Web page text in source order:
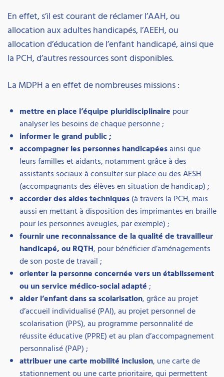
En effet, s’il est courant de réclamer l’AAH, ou
allocation aux adultes handicapés, l’AEEH, ou
allocation d’éducation de l’enfant handicapé, ainsi que
la PCH, d’autres ressources sont disponibles.
La MDPH a en effet de nombreuses missions :
mettre en place l’équipe pluridisciplinaire pour
analyser les besoins de chaque personne ;
informer le grand public ;
accompagner les personnes handicapéesainsi que
leurs familles et aidants, notamment grâce à des
assistants sociaux à consulter sur place ou des AESH
(accompagnants des élèves en situation de handicap) ;
accorder des aides techniques (à travers la PCH, mais
aussi en mettant à disposition des imprimantes en braille
pour les personnes aveugles, par exemple) ;
fournir une reconnaissance de la qualité de travailleur
handicapé, ou RQTH, pour bénéficier d’aménagements
de son poste de travail ;
orienter la personne concernée vers un établissement
ou un service médico-social adapté ;
aider l’enfant dans sa scolarisation, grâce au projet
d’accueil individualisé (PAI), au projet personnel de
scolarisation (PPS), au programme personnalité de
réussite éducative (PPRE) et au plan d’accompagnement
personnalisé (PAP) ;
attribuer une carte mobilité inclusion, une carte de
stationnement ou une carte prioritaire, qui permettent